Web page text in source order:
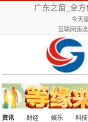
广东之窗_全
今天
互联网违
资讯 财经 娱乐
科技